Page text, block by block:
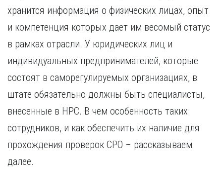
Липецк
М
Магнитогорск
Махачкала
Мурманск
Н
Нижний Новгород
Нижний Тагил
Х
Хабаровск
Ч
Чебоксары
Череповец
Чита
Я
Ярославль
хранится информация о физических лицах, опыт
и компетенция которых дает им весомый статус
в рамках отрасли. У юридических лиц и
индивидуальных предпринимателей, которые
состоят в саморегулируемых организациях, в
штате обязательно должны быть специалисты,
внесенные в НРС. В чем особенность таких
сотрудников, и как обеспечить их наличие для
прохождения проверок СРО – рассказываем
далее.